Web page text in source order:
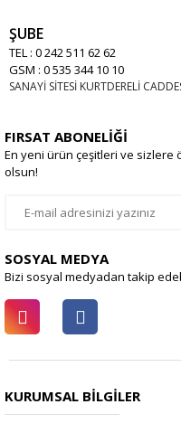
ŞUBE
TEL : 0 242 511 62 62
GSM : 0 535 344 10 10
SANAYİ SİTESİ KURTDERELİ
FIRSAT ABONELİĞİ
En yeni ürün çeşitleri ve sizlere
olsun!
SOSYAL MEDYA
Bizi sosyal medyadan takip
KURUMSAL BİLGİLER